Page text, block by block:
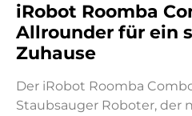
iRobot Roomba
Allrounder für ein
Zuhause
Der iRobot Roomba
Staubsauger Roboter, der